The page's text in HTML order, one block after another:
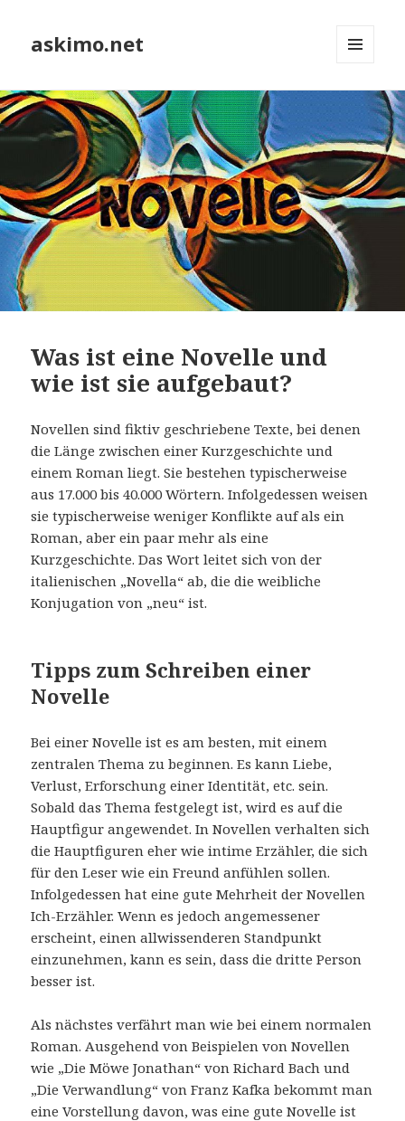
askimo.net
WIDGETS
Was ist eine Novelle und
wie ist sie aufgebaut?
Novellen sind fiktiv geschriebene Texte, bei denen
die Länge zwischen einer Kurzgeschichte und
einem Roman liegt. Sie bestehen typischerweise
aus 17.000 bis 40.000 Wörtern. Infolgedessen weisen
sie typischerweise weniger Konflikte auf als ein
Roman, aber ein paar mehr als eine
Kurzgeschichte. Das Wort leitet sich von der
italienischen „Novella“ ab, die die weibliche
Konjugation von „neu“ ist.
Tipps zum Schreiben einer
Novelle
Bei einer Novelle ist es am besten, mit einem
zentralen Thema zu beginnen. Es kann Liebe,
Verlust, Erforschung einer Identität, etc. sein.
Sobald das Thema festgelegt ist, wird es auf die
Hauptfigur angewendet. In Novellen verhalten sich
die Hauptfiguren eher wie intime Erzähler, die sich
für den Leser wie ein Freund anfühlen sollen.
Infolgedessen hat eine gute Mehrheit der Novellen
Ich-Erzähler. Wenn es jedoch angemessener
erscheint, einen allwissenderen Standpunkt
einzunehmen, kann es sein, dass die dritte Person
besser ist.
Als nächstes verfährt man wie bei einem normalen
Roman. Ausgehend von Beispielen von Novellen
wie „Die Möwe Jonathan“ von Richard Bach und
„Die Verwandlung“ von Franz Kafka bekommt man
eine Vorstellung davon, was eine gute Novelle ist